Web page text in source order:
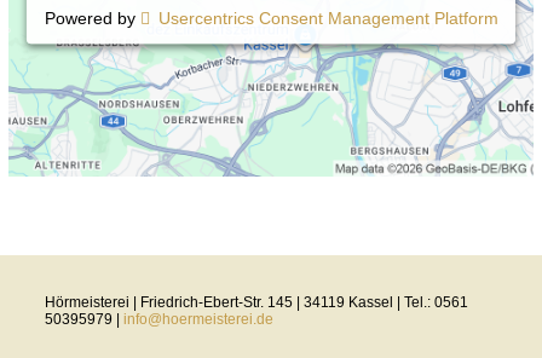
Powered by Usercentrics Consent Management Platform
Hörmeisterei | Friedrich-Ebert-Str. 145 | 34119 Kassel | Tel.: 0561
50395979 |info@hoermeisterei.de